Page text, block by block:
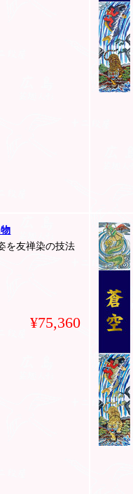
を友禅染の技法
¥75,360